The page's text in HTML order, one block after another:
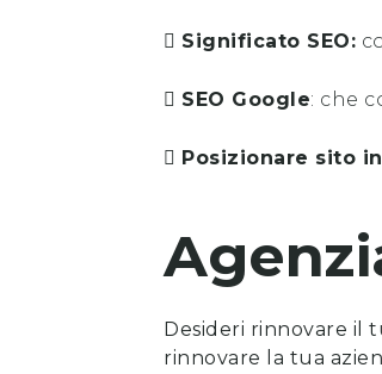
Significato SEO:
SEO Google: che
Posizionare sito
Desideri rinnovare il
rinnovare la tua